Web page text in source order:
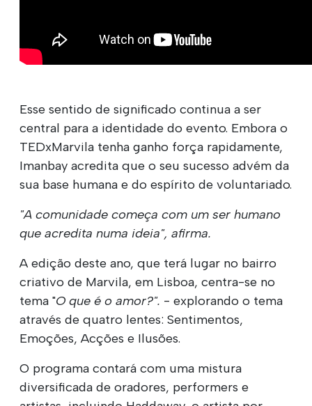
Esse sentido de significado continua a ser
central para a identidade do evento. Embora o
TEDxMarvila tenha ganho força rapidamente,
Imanbay acredita que o seu sucesso advém da
sua base humana e do espírito de voluntariado.
"A comunidade começa com um ser humano
que acredita numa ideia", afirma.
A edição deste ano, que terá lugar no bairro
criativo de Marvila, em Lisboa, centra-se no
tema "O que é o amor?". - explorando o tema
através de quatro lentes: Sentimentos,
Emoções, Acções e Ilusões.
O programa contará com uma mistura
diversificada de oradores, performers e